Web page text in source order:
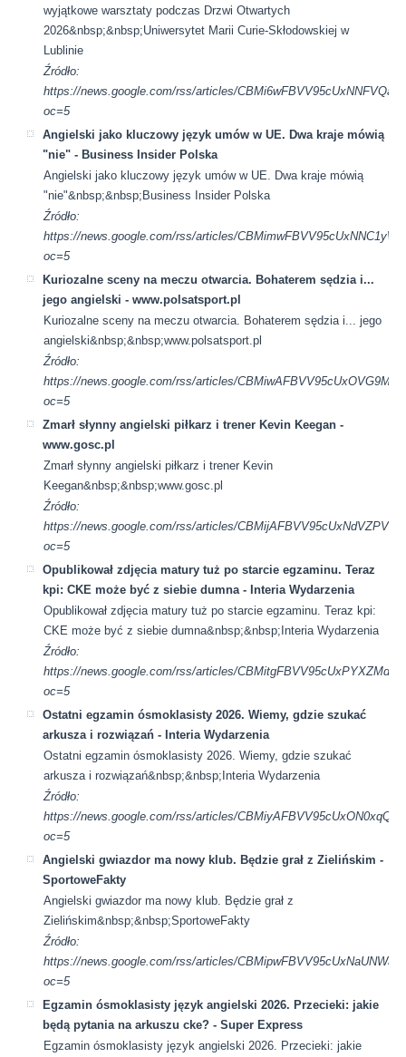
wyjątkowe warsztaty podczas Drzwi Otwartych
2026&nbsp;&nbsp;Uniwersytet Marii Curie-Skłodowskiej w
Lublinie
Źródło:
https://news.google.com/rss/articles/
oc=5
Angielski jako kluczowy język umów w UE. Dwa kraje mówią
"nie" - Business Insider Polska
Angielski jako kluczowy język umów w UE. Dwa kraje mówią
"nie"&nbsp;&nbsp;Business Insider Polska
Źródło:
https://news.google.com/rss/articles/
oc=5
Kuriozalne sceny na meczu otwarcia. Bohaterem sędzia i...
jego angielski - www.polsatsport.pl
Kuriozalne sceny na meczu otwarcia. Bohaterem sędzia i... jego
angielski&nbsp;&nbsp;www.polsatsport.pl
Źródło:
https://news.google.com/rss/articles/
oc=5
Zmarł słynny angielski piłkarz i trener Kevin Keegan -
www.gosc.pl
Zmarł słynny angielski piłkarz i trener Kevin
Keegan&nbsp;&nbsp;www.gosc.pl
Źródło:
https://news.google.com/rss/articles/
oc=5
Opublikował zdjęcia matury tuż po starcie egzaminu. Teraz
kpi: CKE może być z siebie dumna - Interia Wydarzenia
Opublikował zdjęcia matury tuż po starcie egzaminu. Teraz kpi:
CKE może być z siebie dumna&nbsp;&nbsp;Interia Wydarzenia
Źródło:
https://news.google.com/rss/articles/
oc=5
Ostatni egzamin ósmoklasisty 2026. Wiemy, gdzie szukać
arkusza i rozwiązań - Interia Wydarzenia
Ostatni egzamin ósmoklasisty 2026. Wiemy, gdzie szukać
arkusza i rozwiązań&nbsp;&nbsp;Interia Wydarzenia
Źródło:
https://news.google.com/rss/articles/
oc=5
Angielski gwiazdor ma nowy klub. Będzie grał z Zielińskim -
SportoweFakty
Angielski gwiazdor ma nowy klub. Będzie grał z
Zielińskim&nbsp;&nbsp;SportoweFakty
Źródło:
https://news.google.com/rss/articles/
oc=5
Egzamin ósmoklasisty język angielski 2026. Przecieki: jakie
będą pytania na arkuszu cke? - Super Express
Egzamin ósmoklasisty język angielski 2026. Przecieki: jakie